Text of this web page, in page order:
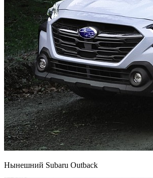
Нынешний Subaru Outback